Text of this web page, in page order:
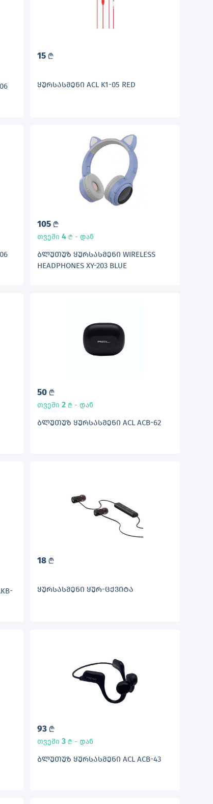
15 L
ᲧᲣᲠᲡᲐᲡᲛᲔᲜᲘ ACL K1-05 RED
105 L
თვეში 4 L - დან
ᲑᲚᲣᲗᲣᲖ ᲧᲣᲠᲡᲐᲡᲛᲔᲜᲘ WIRELESS
HEADPHONES XY-203 BLUE
50 L
თვეში 2 L - დან
ᲑᲚᲣᲗᲣᲖ ᲧᲣᲠᲡᲐᲡᲛᲔᲜᲘ ACL ACB-62
18 L
ᲧᲣᲠᲡᲐᲡᲛᲔᲜᲘ ᲧᲣᲠ-ᲪᲥᲕᲘᲢᲐ
93 L
თვეში 3 L - დან
ᲑᲚᲣᲗᲣᲖ ᲧᲣᲠᲡᲐᲡᲛᲔᲜᲘ ACL ACB-43